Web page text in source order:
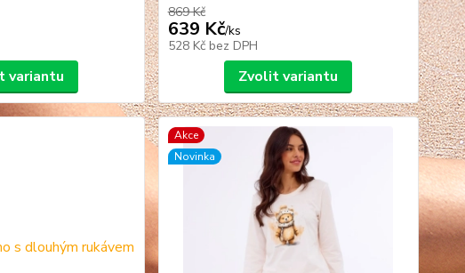
variantu
869 Kč
639 Kč/ks
528 Kč bez DPH
Zvolit variantu
Akce
Novinka